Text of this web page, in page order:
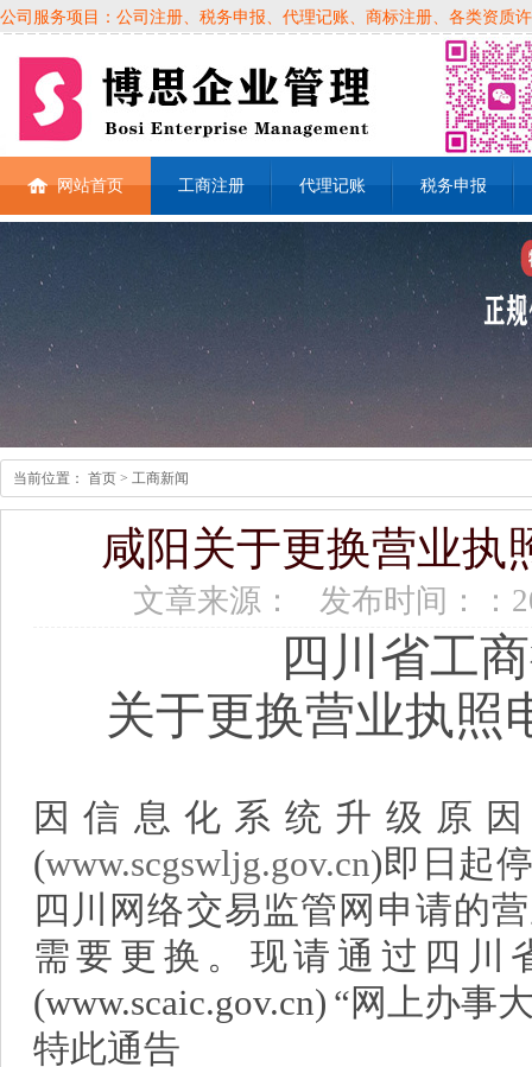
公司服务项目：公司注册、税务申报、代理记账、商标注册、各类资质
网站首页 工商注册 代理记账 税务申报
当前位置： 首页 > 工商新闻
咸阳关于更换营业执
文章来源： 发布时间：：
四川省工
关于更换营业执照
因信息化系统升级原
(www.scgswljg.gov.cn)即日起
四川网络交易监管网申请的
需要更换。现请通过四川
(www.scaic.gov.cn) “网上办事
特此通告